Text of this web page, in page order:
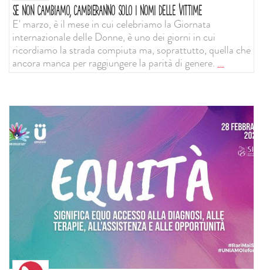
SE NON CAMBIAMO, CAMBIERANNO SOLO I NOMI DELLE VITTIME
E' marzo, è il mese in cui celebriamo la Giornata
internazionale delle Donne, è uno dei giorni in cui
ricordiamo la strada compiuta ma, soprattutto, quella che
ancora manca per raggiungere la parità di genere. ...